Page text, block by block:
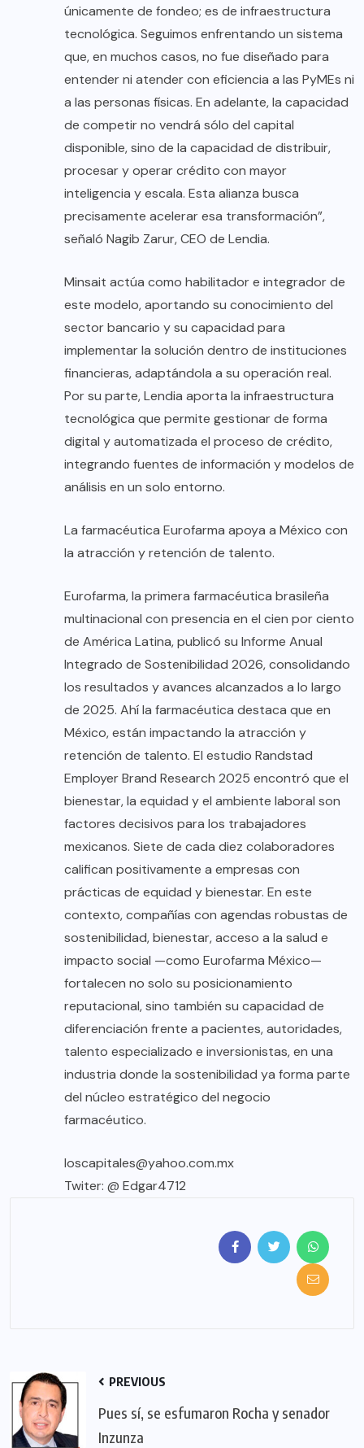
únicamente de fondeo; es de infraestructura
tecnológica. Seguimos enfrentando un sistema
que, en muchos casos, no fue diseñado para
entender ni atender con eficiencia a las PyMEs ni
a las personas físicas. En adelante, la capacidad
de competir no vendrá sólo del capital
disponible, sino de la capacidad de distribuir,
procesar y operar crédito con mayor
inteligencia y escala. Esta alianza busca
precisamente acelerar esa transformación”,
señaló Nagib Zarur, CEO de Lendia.
Minsait actúa como habilitador e integrador de
este modelo, aportando su conocimiento del
sector bancario y su capacidad para
implementar la solución dentro de instituciones
financieras, adaptándola a su operación real.
Por su parte, Lendia aporta la infraestructura
tecnológica que permite gestionar de forma
digital y automatizada el proceso de crédito,
integrando fuentes de información y modelos de
análisis en un solo entorno.
La farmacéutica Eurofarma apoya a México con
la atracción y retención de talento.
Eurofarma, la primera farmacéutica brasileña
multinacional con presencia en el cien por ciento
de América Latina, publicó su Informe Anual
Integrado de Sostenibilidad 2026, consolidando
los resultados y avances alcanzados a lo largo
de 2025. Ahí la farmacéutica destaca que en
México, están impactando la atracción y
retención de talento. El estudio Randstad
Employer Brand Research 2025 encontró que el
bienestar, la equidad y el ambiente laboral son
factores decisivos para los trabajadores
mexicanos. Siete de cada diez colaboradores
califican positivamente a empresas con
prácticas de equidad y bienestar. En este
contexto, compañías con agendas robustas de
sostenibilidad, bienestar, acceso a la salud e
impacto social —como Eurofarma México—
fortalecen no solo su posicionamiento
reputacional, sino también su capacidad de
diferenciación frente a pacientes, autoridades,
talento especializado e inversionistas, en una
industria donde la sostenibilidad ya forma parte
del núcleo estratégico del negocio
farmacéutico.
loscapitales@yahoo.com.mx
Twiter: @ Edgar4712
PREVIOUS
Pues sí, se esfumaron Rocha y senador
Inzunza